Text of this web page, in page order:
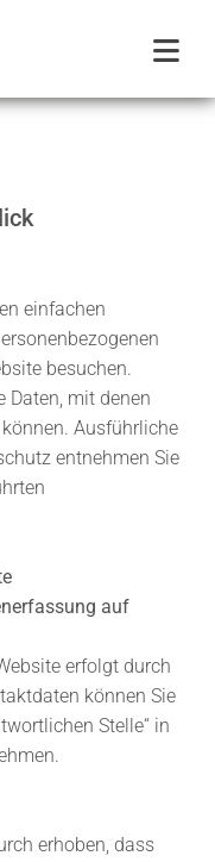
einfachen
besuchen.
Daten, mit denen
Ausführliche
entnehmen Sie
auf
erfolgt durch
können Sie
Stelle“ in
erhoben, dass